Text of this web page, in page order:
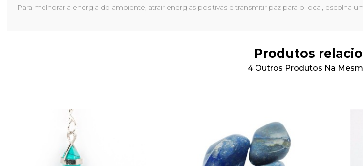
Para melhorar a energia do ambiente, atrair energias positivas e transmitir paz para o local, escolha
Produtos
4 Outros Produtos Na